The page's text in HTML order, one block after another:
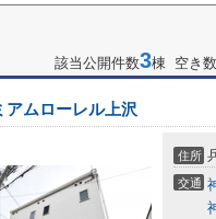
該当公開件数3棟 空き数
アムローレル上沢
住所
交通